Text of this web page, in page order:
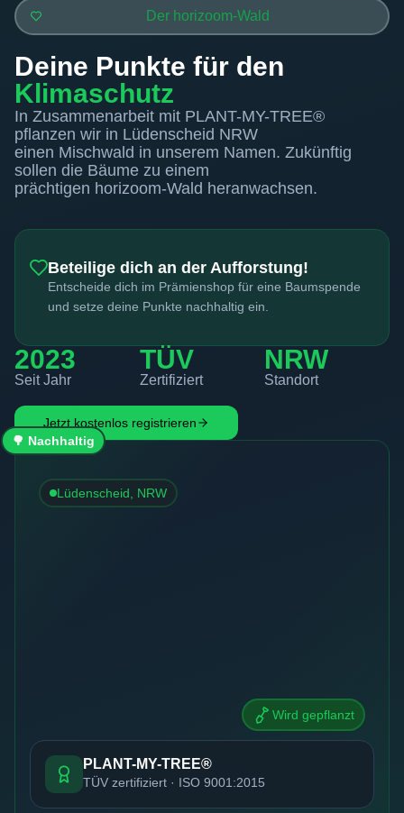
Lüdenscheid, NRW
Wird gepflanzt
PLANT-MY-TREE®
TÜV zertifiziert · ISO 9001:2015
🌳 Nachhaltig
Der horizoom-Wald
Deine Punkte für den
Klimaschutz
In Zusammenarbeit mit PLANT-MY-TREE®
pflanzen wir in Lüdenscheid NRW
einen Mischwald in unserem Namen. Zukünftig
sollen die Bäume zu einem
prächtigen horizoom-Wald heranwachsen.
Beteilige dich an der Aufforstung!
Entscheide dich im Prämienshop für eine Baumspende
und setze deine Punkte nachhaltig ein.
2023
Seit Jahr
TÜV
Zertifiziert
NRW
Standort
Jetzt kostenlos registrieren